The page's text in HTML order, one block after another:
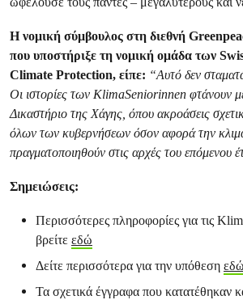
Η νομική σύμβουλος στη διεθνή
που υποστήριξε τη νομική ομάδα των
Climate Protection, είπε: “Αυτό δεν
Οι ιστορίες των KlimaSeniorinnen φτάνουν
Δικαστήριο της Χάγης, όπου ακροάσεις
όλων των κυβερνήσεων όσον αφορά την
πραγματοποιηθούν στις αρχές του επόμενου
Σημειώσεις:
Περισσότερες πληροφορίες για τις
βρείτε εδώ
Δείτε περισσότερα για την υπόθεση εδώ
Τα σχετικά έγγραφα που κατατέθηκαν